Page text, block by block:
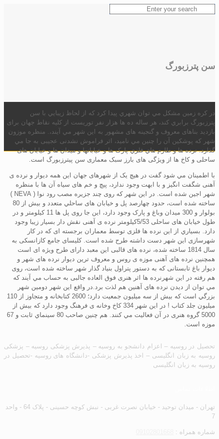
سن پترزبورگ
در کره زمين مشکل مي توان شهري پيدا کرد که از لحاظ زيبايي با سن
پترزبورگ برابري کند، هر ساله ده ها هزار نفر توريست از کليه نقاط جهان برای
بازديد بناهای معروف و گنجينه های مشهور به اين شهر مي آيند،. منظره موزون
شهر که پوشکين آن را چنين مي ناميد، اثر فراموش نشدنی عجيبی به جا مي
گذارد. نرده ها و طارم هاي فلزي پارک ها و خيابانها و ميدان ها و خيابان های
ساحلی و کاخ ها از ويژگی های بارز سبک معماری سن پیترزبورگ است.
با اطمينان مي شود گفت در هيچ يک از شهرهای جهان اين همه ديوار و نرده ی
آهنی شگفت انگيز و با ابهت وجود ندارد، پيچ و خم های سياه آن ها با منظره
شهر اجين شده است. در اين شهر که روی چند جزيره مصب رود نوا ( NEVA )
ساخته شده است، حدود چهارصد پل و خيابان های ساحلي متعدد و بيش از 80
بولوار و 300 ميدان وباغ و پارک وجود دارد، اين جا روی پل ها 11 کيلومتر و در
طول خيابان های ساحلی 5/53کيلومتر نرده ی آهنی نقش دار بسيار زيبا وجود
دارد. بسياري از اين نرده ها فلزی توسط معماران برجسته ای که در کار
شهرسازی اين شهر دست داشته طرح شده است. کليسای جامع کازانسکی به
سال 1814 ساخته شده، نرده های قالبی اين معبد دارای طرح ويژه ای است
همچنين نرده های آهنی موزه ی روس و معروف ترين ديوار نرده های شهر و
ديوار باغ تابستانی که به دستور پتراول بنياد گذار شهر ساخته شده است، روی
هم رفته در اين شهرنرده ها اثر هنری فوق العاده جالبی به حساب مي آيند که
مي توان از ديدن نرده های آهنين هم لذت برد.در واقع اين شهر دومين شهر
بزرگي است که بيش از سه ميليون جمعيت دارد؛ 2600 کتابخانه و متجاوز از 110
ميليون جلد کتاب ! در اين شهر 334 کاخ وخانه ی فرهنگ وجود دارد که بيش از
5000 گروه هنری در آن فعاليت مي کنند. هم چنين صاحب 80 سينماي ثابت و 67
موزه است.
تحصیل در روسیه – اعزام دانشجو به روسیه – پذیرش پزشکی روسیه – پزشکی
روسیه به زبان انگلیسی – اخذ پذیرش پزشکی -دانشگاه های روسیه -تحصیل در
روسیه به زبان انگلیسی
تهران - میدان توحید - خیابان نصرت غربی - نبش کوچه حسینی - پلاک 64 - واحد
7
شماره همراه :